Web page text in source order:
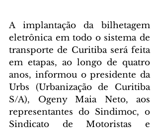
A implantação da bilhetagem
eletrônica em todo o sistema de
transporte de Curitiba será feita
em etapas, ao longo de quatro
anos, informou o presidente da
Urbs (Urbanização de Curitiba
S/A), Ogeny Maia Neto, aos
representantes do Sindimoc, o
Sindicato de Motoristas e